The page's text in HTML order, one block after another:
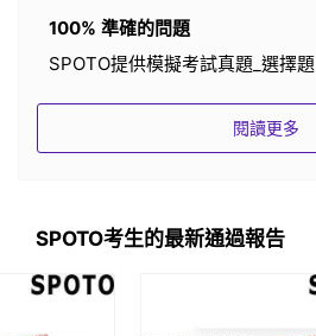
100% 準確的問題
SPOTO提供模擬考試真題_選擇
IT認證專家認證
所有模擬測試都有準確的答案，
購買後，我們將確保您獲得最新
過考試。
閱讀更多
SPOTO考生的最新通過報告